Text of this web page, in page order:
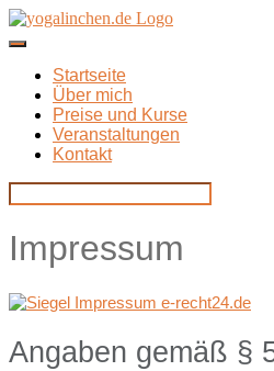
Direkt
zum
Startseite
Über mich
Preise und Kurse
Veranstaltungen
Kontakt
Impressum
Angaben gemäß §